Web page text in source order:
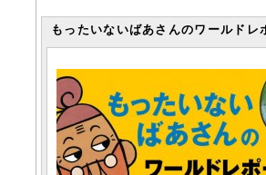
もったいないばあさんのワールド